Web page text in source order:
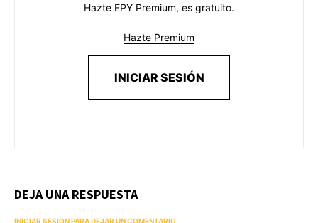
Hazte EPY Premium, es gratuito.
Hazte Premium
INICIAR SESIÓN
DEJA UNA RESPUESTA
INICIAR SESIÓN PARA DEJAR UN COMENTARIO